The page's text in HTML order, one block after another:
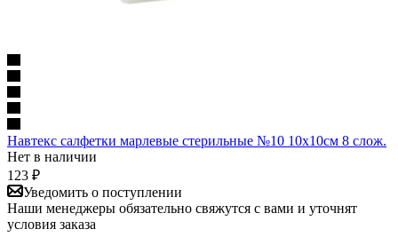
Навтекс салфетки марлевые стерильные №10 10х10см 8 слож.
Нет в наличии
123 ₽
Уведомить о поступлении
Наши менеджеры обязательно свяжутся с вами и уточнят
условия заказа